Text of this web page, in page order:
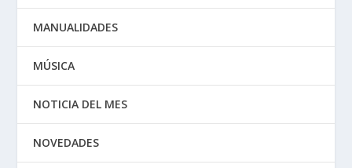
MANUALIDADES
MÚSICA
NOTICIA DEL MES
NOVEDADES